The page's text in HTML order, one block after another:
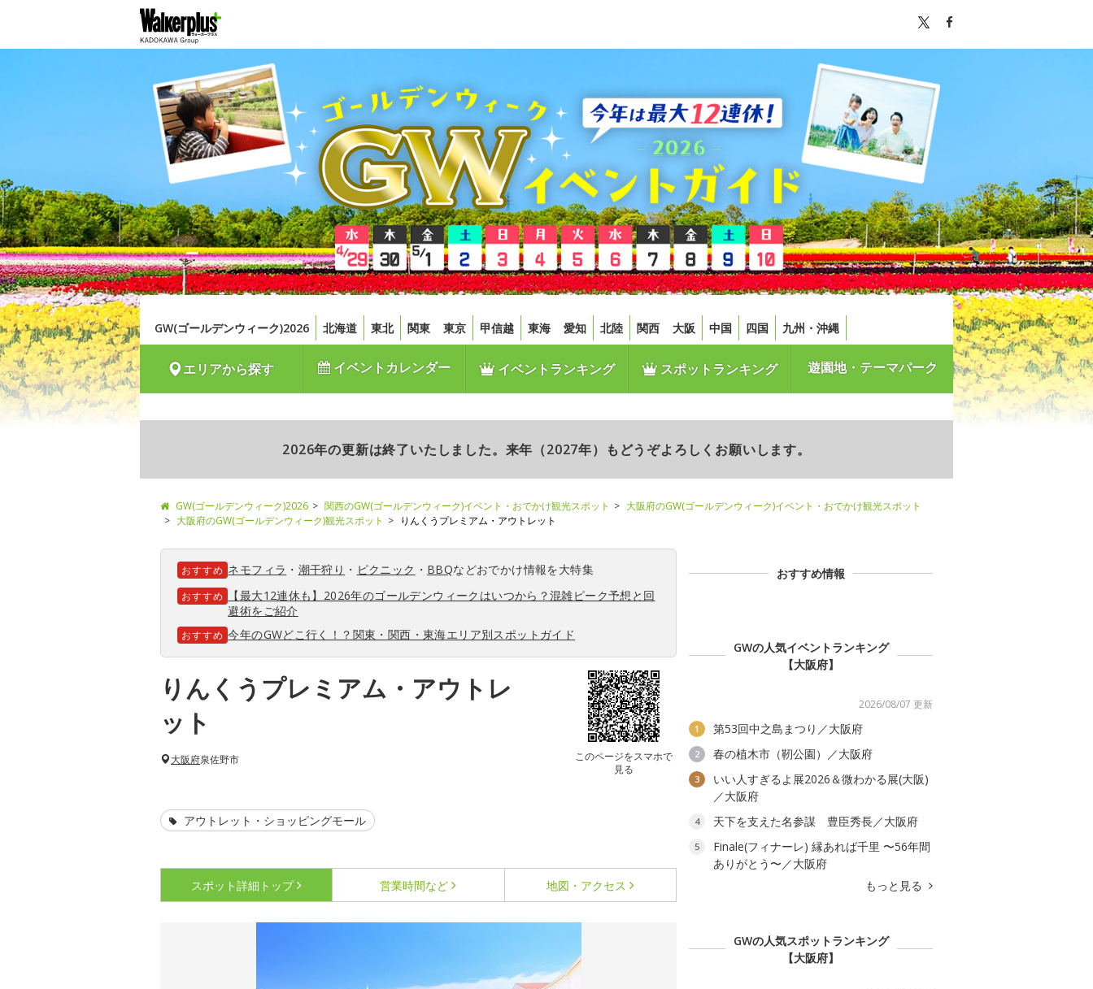
GW(ゴールデンウィーク)2026 北海道 東北 関東 東京 甲信越 東海 愛知 北陸 関西 大阪 中国 四国 九州・沖縄
エリアから探す イベントカレンダー イベントランキング スポットランキング 遊園地・テーマパーク
2026年の更新は終了いたしました。来年（2027年）もどうぞよろしくお願いします。
GW(ゴールデンウィーク)2026 関西のGW(ゴールデンウィーク)イベント・おでかけ観光スポット
大阪府のGW(ゴールデンウィーク)イベント・おでかけ観光スポット
大阪府のGW(ゴールデンウィーク)観光スポット
りんくうプレミアム・アウトレット
おすすめ ネモフィラ ・ 潮干狩り ・ ピクニック ・ BBQなどおでかけ情報を大特集
おすすめ
【最大12連休も】2026年のゴールデンウィークはいつから？混雑ピーク予想と回
避術をご紹介
おすすめ 今年のGWどこ行く！？関東・関西・東海エリア別スポットガイド
りんくうプレミアム・アウトレ
ット
このページをスマホで
見る
大阪府泉佐野市
アウトレット・ショッピングモール
スポット詳細 トップ 営業時間など 地図・アクセス
おすすめ情報
GWの人気イベントランキング
【大阪府】
2026/08/07 更新
1 第53回中之島まつり／大阪府
2 春の植木市（靭公園）／大阪府
3
いい人すぎるよ展2026＆微わかる展(大阪)
／大阪府
4 天下を支えた名参謀 豊臣秀長／大阪府
5
Finale(フィナーレ) 縁あれば千里 〜56年間
ありがとう〜／大阪府
もっと見る
GWの人気スポットランキング
【大阪府】